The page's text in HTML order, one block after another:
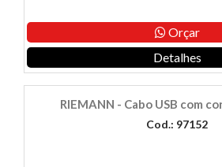
Orçar
Detalhes
RIEMANN - Cabo USB com
Cod.: 97152